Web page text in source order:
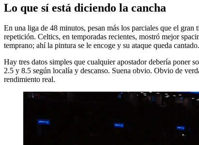
Lo que sí está diciendo la cancha
En una liga de 48 minutos, pesan más los parciales que el
repetición. Celtics, en temporadas recientes, mostró mejor
temprano; ahí la pintura se le encoge y su ataque queda cantado.
Hay tres datos simples que cualquier apostador debería poner
2.5 y 8.5 según localía y descanso. Suena obvio. Obvio de
rendimiento real.